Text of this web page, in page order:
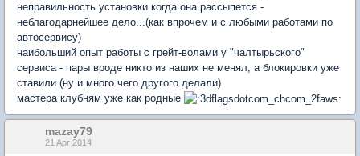
неправильность установки когда она рассыпется -
неблагодарнейшее дело...(как впрочем и с любыми работами по
автосервису)
наибольший опыт работы с грейт-волами у "чалтырьского"
сервиса - пары вроде никто из наших не менял, а блокировки уже
ставили (ну и много чего другого делали)
мастера клубням уже как родные
mazay79
21 Apr 2014